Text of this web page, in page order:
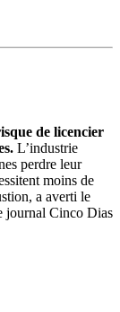
de licencier
L’industrie
perdre leur
moins de
a averti le
journal Cinco Dias